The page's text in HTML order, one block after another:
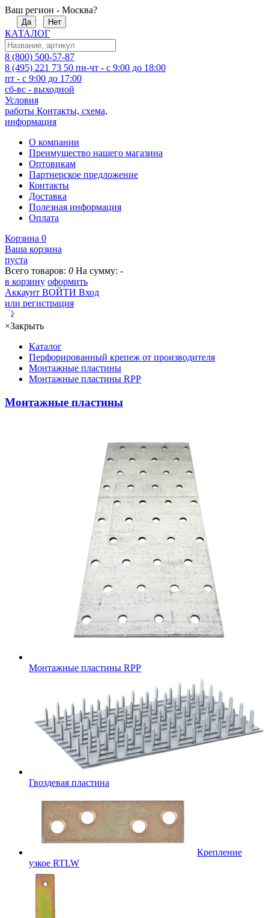
Ваш регион - Москва?
Да Нет
КАТАЛОГ
8 (800) 500-57-87
8 (495) 221 73 50 пн-чт - с 9:00 до 18:00
пт - с 9:00 до 17:00
сб-вс - выходной
Условия
работы Контакты, схема,
информация
О компании
Преимущество нашего магазина
Оптовикам
Партнерское предложение
Контакты
Доставка
Полезная информация
Оплата
Корзина 0
Ваша корзина
пуста
Всего товаров: 0 На сумму: -
в корзину оформить
Аккаунт ВОЙТИ Вход
или регистрация
×Закрыть
Каталог
Перфорированный крепеж от производителя
Монтажные пластины
Монтажные пластины RPP
Монтажные пластины
Монтажные пластины RPP
Гвоздевая пластина
Крепление
узкое RTLW